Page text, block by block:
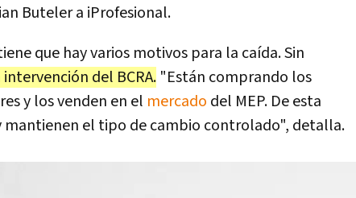
Buteler a iProfesional.
que hay varios motivos para la caída. Sin
del BCRA. "Están comprando los
y los venden en el mercado del MEP. De esta
mantienen el tipo de cambio controlado", detalla.